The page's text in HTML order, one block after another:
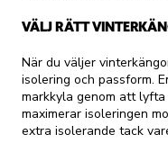
VÄLJ RÄTT
När du väljer
isolering och passform.
markkyla genom att
maximerar isoleringen
extra isolerande tack